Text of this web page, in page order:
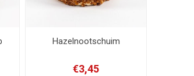
Hazelnootschuim
€3,45